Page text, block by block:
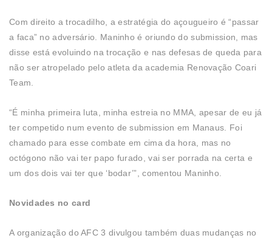
Com direito a trocadilho, a estratégia do açougueiro é “passar
a faca” no adversário. Maninho é oriundo do submission, mas
disse está evoluindo na trocação e nas defesas de queda para
não ser atropelado pelo atleta da academia Renovação Coari
Team.
“É minha primeira luta, minha estreia no MMA, apesar de eu já
ter competido num evento de submission em Manaus. Foi
chamado para esse combate em cima da hora, mas no
octógono não vai ter papo furado, vai ser porrada na certa e
um dos dois vai ter que ‘bodar’”, comentou Maninho.
Novidades no card
A organização do AFC 3 divulgou também duas mudanças no